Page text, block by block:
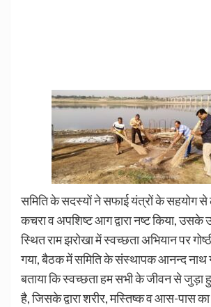
समिति के सदस्यों ने सफाई यंत्रों के सहयोग
कचरा व अपशिष्ट आग द्वारा नष्ट किया, उसके
स्थित राम झरोखा में स्वच्छता अभियान पर
गया, बैठक में समिति के संस्थापक आनन्द नाथ
बताया कि स्वच्छता हम सभी के जीवन से जुड़ा
है, जिसके द्वारा शरीर, मस्तिष्क व आस-पास का